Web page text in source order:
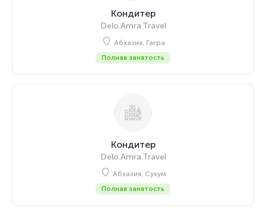
Кондитер
Delo.Amra.Travel
Абхазия, Гагра
Полная занятость
Кондитер
Delo.Amra.Travel
Абхазия, Сухум
Полная занятость